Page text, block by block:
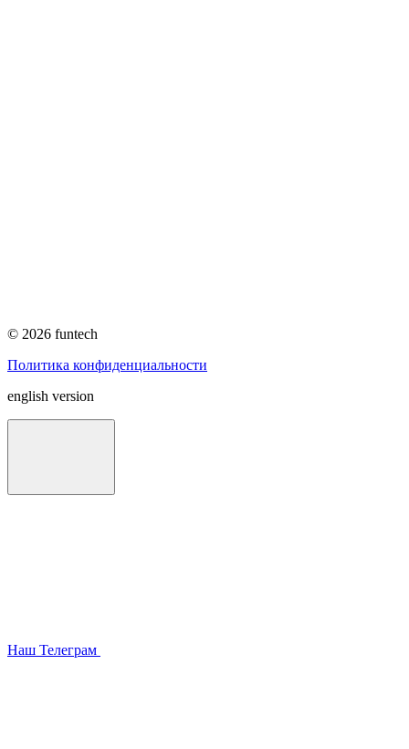
© 2026 funtech
Политика конфиденциальности
english version
Наш Телеграм